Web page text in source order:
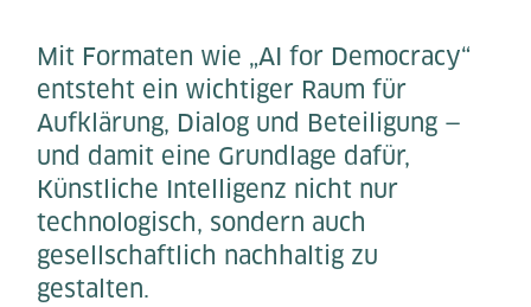
Mit Formaten wie „AI for Democracy“
entsteht ein wichtiger Raum für
Aufklärung, Dialog und Beteiligung —
und damit eine Grundlage dafür,
Künstliche Intelligenz nicht nur
technologisch, sondern auch
gesellschaftlich nachhaltig zu
gestalten.